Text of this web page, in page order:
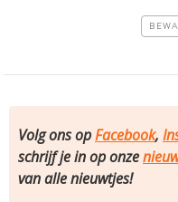
Volg ons opFacebook,
schrijf je in op onze
van alle nieuwtjes!